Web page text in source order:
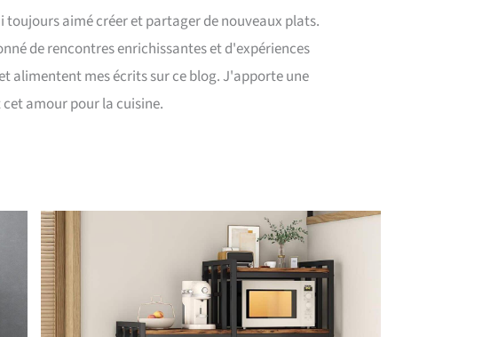
aimé créer et partager de nouveaux plats.
de rencontres enrichissantes et d'expériences
alimentent mes écrits sur ce blog. J'apporte une
amour pour la cuisine.